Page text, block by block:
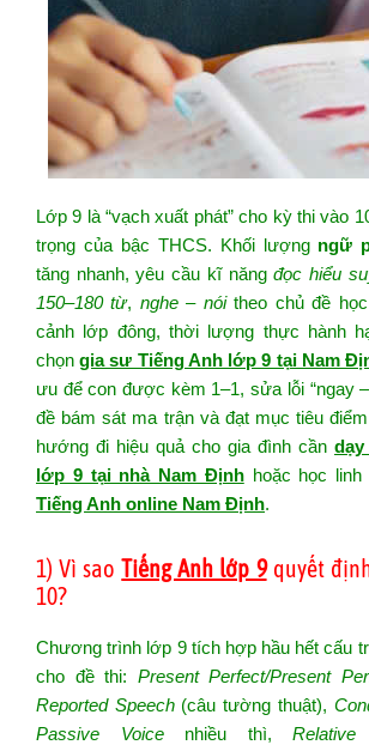
Lớp 9 là “vạch xuất phát” cho kỳ thi vào
trọng của bậc THCS. Khối lượng ngữ
tăng nhanh, yêu cầu kĩ năngđọc hiểu
150–180 từ, nghe – nóitheo chủ đề học
cảnh lớp đông, thời lượng thực hành
chọngia sư Tiếng Anh lớp 9 tại Nam
ưu để con được kèm 1–1, sửa lỗi “ngay
đề bám sát ma trận và đạt mục tiêu
hướng đi hiệu quả cho gia đình cần
lớp 9 tại nhà Nam Địnhhoặc học
Tiếng Anh online Nam Định.
1) Vì saoTiếng Anh lớp 9quyết
10?
Chương trình lớp 9 tích hợp hầu hết cấu
cho đề thi: Present Perfect/Present
Reported Speech(câu tường thuật),
Passive Voicenhiều thì, Relative